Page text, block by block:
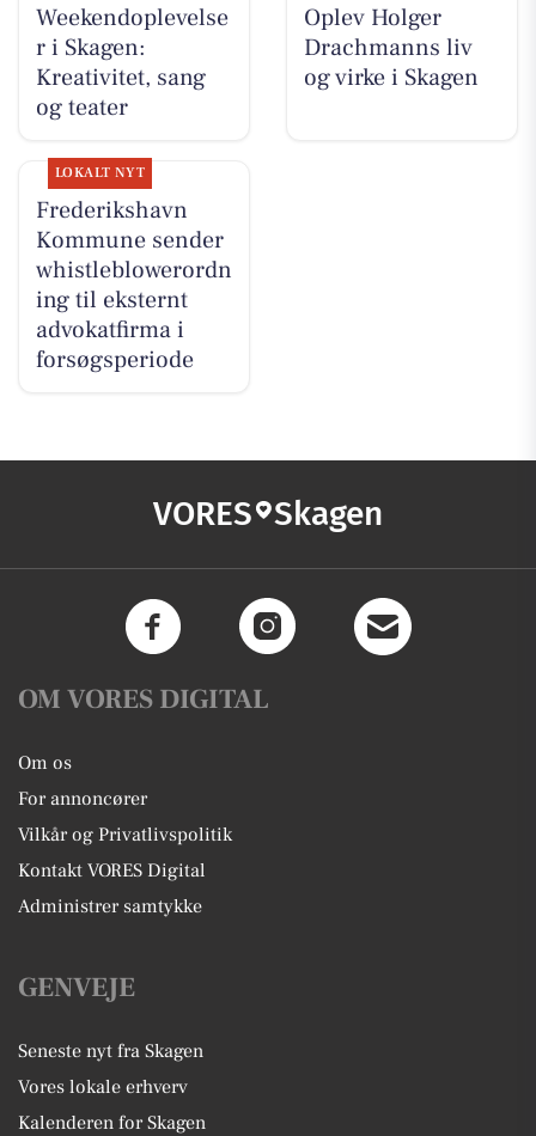
Weekendoplevelse
r i Skagen:
Kreativitet, sang
og teater
Oplev Holger
Drachmanns liv
og virke i Skagen
LOKALT NYT
Frederikshavn
Kommune sender
whistleblowerordn
ing til eksternt
advokatfirma i
forsøgsperiode
VORES Skagen
OM VORES DIGITAL
Om os
For annoncører
Vilkår og Privatlivspolitik
Kontakt VORES Digital
Administrer samtykke
GENVEJE
Seneste nyt fra Skagen
Vores lokale erhverv
Kalenderen for Skagen